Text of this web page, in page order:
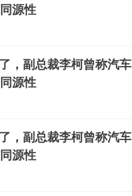
源性
，副总裁李柯曾称汽车
源性
，副总裁李柯曾称汽车
源性